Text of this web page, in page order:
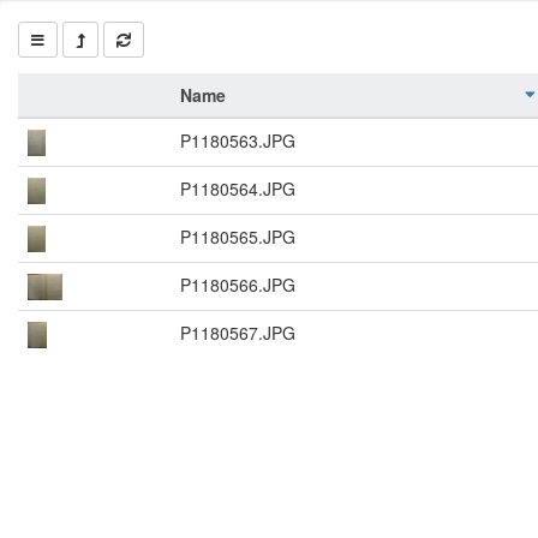
Name
P1180563.JPG
P1180564.JPG
P1180565.JPG
P1180566.JPG
P1180567.JPG